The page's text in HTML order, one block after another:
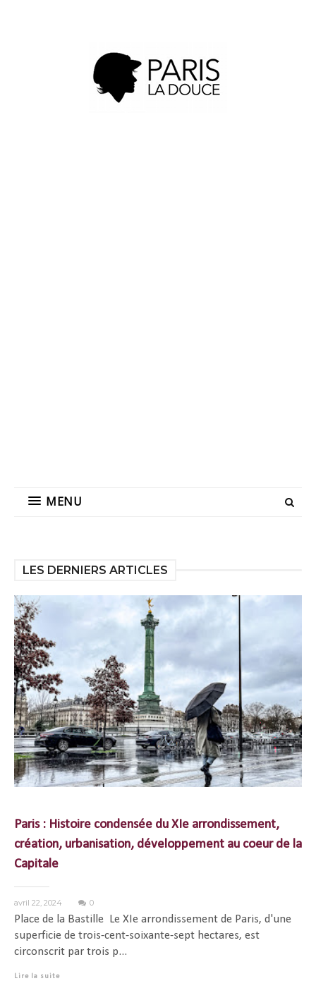
MENU
LES DERNIERS ARTICLES
Paris : Histoire condensée du XIe arrondissement,
création, urbanisation, développement au coeur de la
Capitale
avril 22, 2024 0
Place de la Bastille Le XIe arrondissement de Paris, d'une
superficie de trois-cent-soixante-sept hectares, est
circonscrit par trois p...
Lire la suite